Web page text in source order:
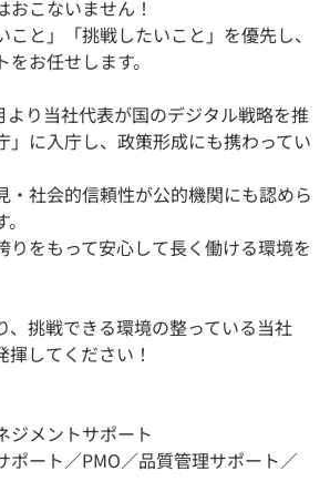
こないません！
と」「挑戦したいこと」を優先し、
お任せします。
より当社代表が国のデジタル戦略を推
」に入庁し、政策形成にも携わってい
・社会的信頼性が公的機関にも認めら
りをもって安心して長く働ける環境を
、挑戦できる環境の整っている当社
してください！
メントサポート
ポート／PMO／品質管理サポート／